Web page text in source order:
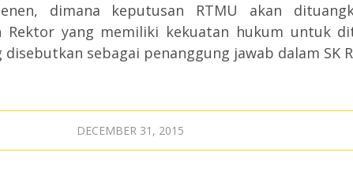
dimana keputusan RTMU akan
Rektor yang memiliki kekuatan hukum untuk
disebutkan sebagai penanggung jawab dalam SK
DECEMBER 31, 2015